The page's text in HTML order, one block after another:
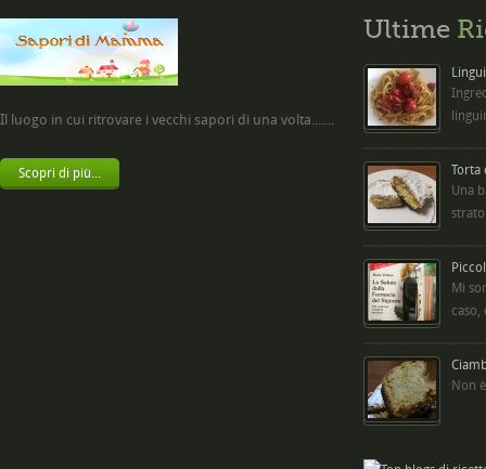
Il luogo in cui ritrovare i vecchi sapori di una volta.......
Scopri di più...
Ultime
Torta
Una
Mi
caso,
Non